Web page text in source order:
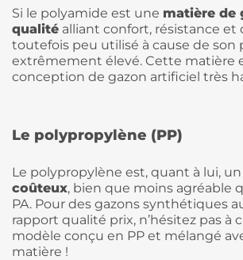
Si le polyamide est une matière de
qualité alliant confort, résistance et
toutefois peu utilisé à cause de son
extrêmement élevé. Cette matière
conception de gazon artificiel très
Le polypropylène (PP)
Le polypropylène est, quant à lui, un
coûteux, bien que moins agréable
PA. Pour des gazons synthétiques
rapport qualité prix, n’hésitez pas à
modèle conçu en PP et mélangé
matière !